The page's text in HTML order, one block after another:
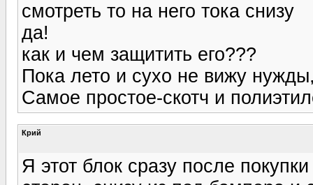
смотреть то на него тока снизу
да!
как и чем защитить его???
Пока лето и сухо не вижу
Самое простое-скотч и
Крий
Я этот блок сразу после